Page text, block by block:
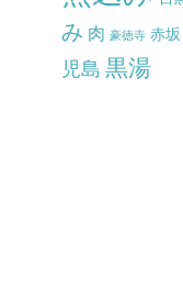
み 肉 豪徳寺 赤坂
児島 黒湯